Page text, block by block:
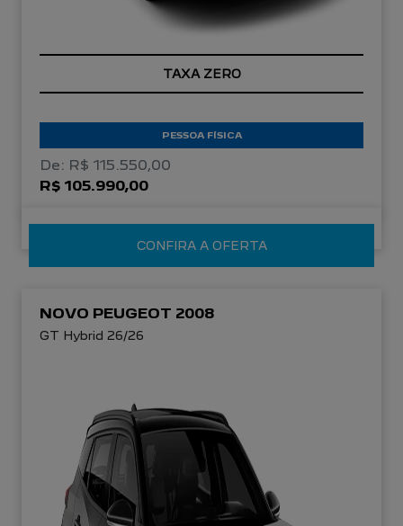
TAXA ZERO
PESSOA FÍSICA
De: R$ 115.550,00
R$ 105.990,00
CONFIRA A OFERTA
NOVO PEUGEOT 2008
GT Hybrid 26/26